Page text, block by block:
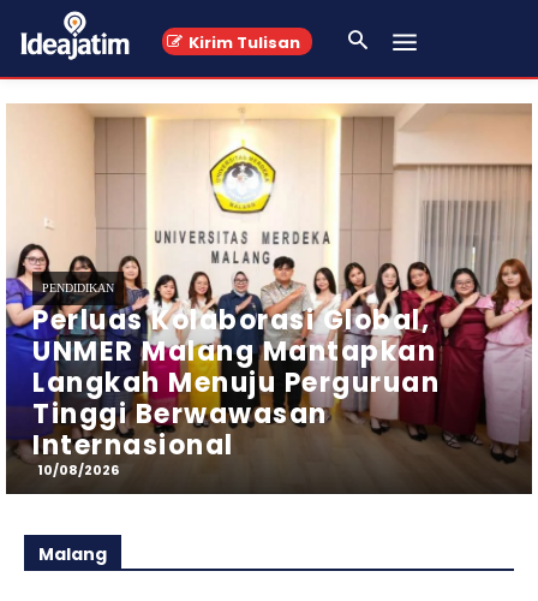
Kirim Tulisan
PENDIDIKAN
​UB Resmi Buka RAJA
BRAWIJAYA 2026, Usung
Orientasi Kampus Berstandar
Global
10/08/2026
Malang